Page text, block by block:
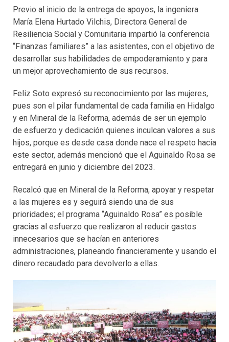
Previo al inicio de la entrega de apoyos, la ingeniera
María Elena Hurtado Vilchis, Directora General de
Resiliencia Social y Comunitaria impartió la conferencia
“Finanzas familiares” a las asistentes, con el objetivo de
desarrollar sus habilidades de empoderamiento y para
un mejor aprovechamiento de sus recursos.
Feliz Soto expresó su reconocimiento por las mujeres,
pues son el pilar fundamental de cada familia en Hidalgo
y en Mineral de la Reforma, además de ser un ejemplo
de esfuerzo y dedicación quienes inculcan valores a sus
hijos, porque es desde casa donde nace el respeto hacia
este sector, además mencionó que el Aguinaldo Rosa se
entregará en junio y diciembre del 2023.
Recalcó que en Mineral de la Reforma, apoyar y respetar
a las mujeres es y seguirá siendo una de sus
prioridades; el programa “Aguinaldo Rosa” es posible
gracias al esfuerzo que realizaron al reducir gastos
innecesarios que se hacían en anteriores
administraciones, planeando financieramente y usando el
dinero recaudado para devolverlo a ellas.